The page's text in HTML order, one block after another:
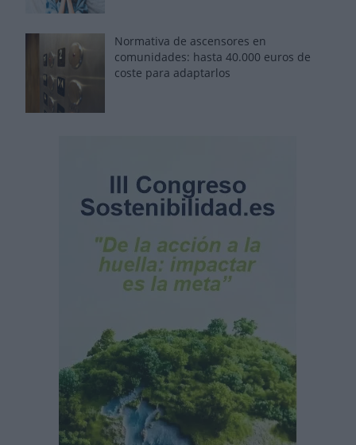
Normativa de ascensores en
comunidades: hasta 40.000 euros de
coste para adaptarlos